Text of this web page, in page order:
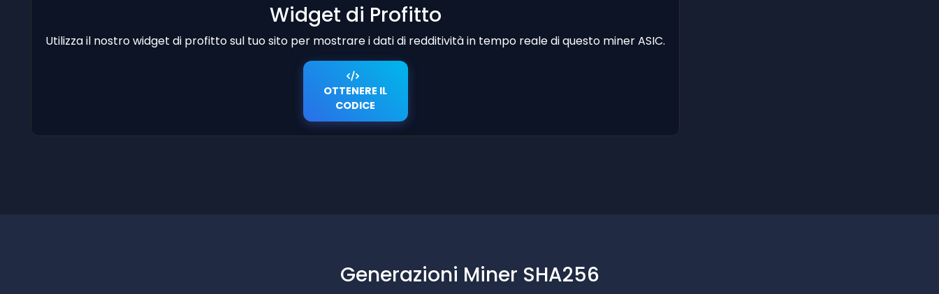
Widget di Profitto
Utilizza il nostro widget di profitto sul tuo sito per mostrare i dati di redditività in tempo reale di questo miner ASIC.
OTTENERE IL
CODICE
Generazioni Miner SHA256